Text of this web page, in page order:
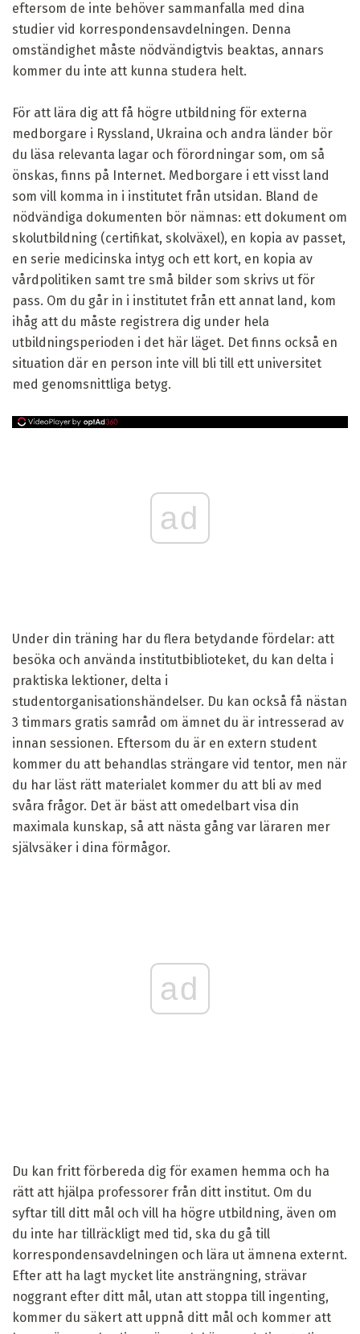
eftersom de inte behöver sammanfalla med dina
studier vid korrespondensavdelningen. Denna
omständighet måste nödvändigtvis beaktas, annars
kommer du inte att kunna studera helt.
För att lära dig att få högre utbildning för externa
medborgare i Ryssland, Ukraina och andra länder bör
du läsa relevanta lagar och förordningar som, om så
önskas, finns på Internet. Medborgare i ett visst land
som vill komma in i institutet från utsidan. Bland de
nödvändiga dokumenten bör nämnas: ett dokument om
skolutbildning (certifikat, skolväxel), en kopia av passet,
en serie medicinska intyg och ett kort, en kopia av
vårdpolitiken samt tre små bilder som skrivs ut för
pass. Om du går in i institutet från ett annat land, kom
ihåg att du måste registrera dig under hela
utbildningsperioden i det här läget. Det finns också en
situation där en person inte vill bli till ett universitet
med genomsnittliga betyg.
ad
Under din träning har du flera betydande fördelar: att
besöka och använda institutbiblioteket, du kan delta i
praktiska lektioner, delta i
studentorganisationshändelser. Du kan också få nästan
3 timmars gratis samråd om ämnet du är intresserad av
innan sessionen. Eftersom du är en extern student
kommer du att behandlas strängare vid tentor, men när
du har läst rätt materialet kommer du att bli av med
svåra frågor. Det är bäst att omedelbart visa din
maximala kunskap, så att nästa gång var läraren mer
självsäker i dina förmågor.
ad
Du kan fritt förbereda dig för examen hemma och ha
rätt att hjälpa professorer från ditt institut. Om du
syftar till ditt mål och vill ha högre utbildning, även om
du inte har tillräckligt med tid, ska du gå till
korrespondensavdelningen och lära ut ämnena externt.
Efter att ha lagt mycket lite ansträngning, strävar
noggrant efter ditt mål, utan att stoppa till ingenting,
kommer du säkert att uppnå ditt mål och kommer att